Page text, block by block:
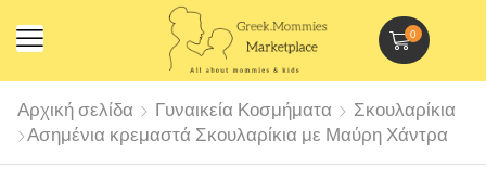
0
Αρχική σελίδα Γυναικεία Κοσμήματα
Σκουλαρίκια
Ασημένια κρεμαστά Σκουλαρίκια με Μαύρη Χάντρα